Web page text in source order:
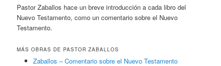
Pastor Zaballos hace un breve introducción a cada libro del
Nuevo Testamento, como un comentario sobre el Nuevo
Testamento.
MÁS OBRAS DE PASTOR ZABALLOS
Zaballos – Comentario sobre el Nuevo Testamento